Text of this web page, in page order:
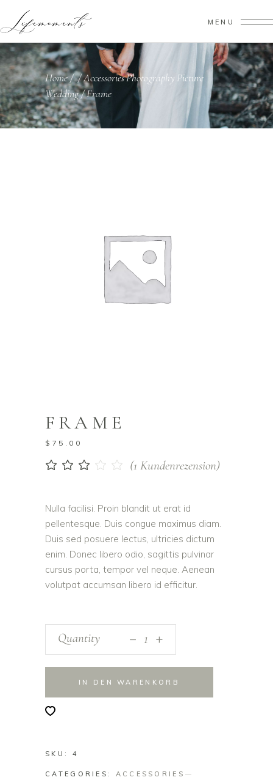
MENU
Home//Accessories,Photography, Picture
,
Wedding/Frame
FRAME
$ 75.00
Bewertet
5,
basierend
auf
1
Kundenbewertung
(1 Kundenrezension)
Nulla facilisi. Proin blandit ut erat id
pellentesque. Duis congue maximus diam.
Duis sed posuere lectus, ultricies dictum
enim. Donec libero odio, sagittis pulvinar
cursus porta, tempor vel neque. Aenean
volutpat accumsan libero id efficitur.
Quantity +
IN DEN WARENKORB
SKU: 4
CATEGORIES: ACCESSORIES